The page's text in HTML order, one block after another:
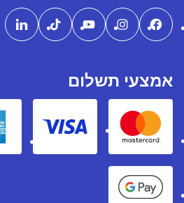
אמצעי תשלום
Mastercard
Visa
Google Pay